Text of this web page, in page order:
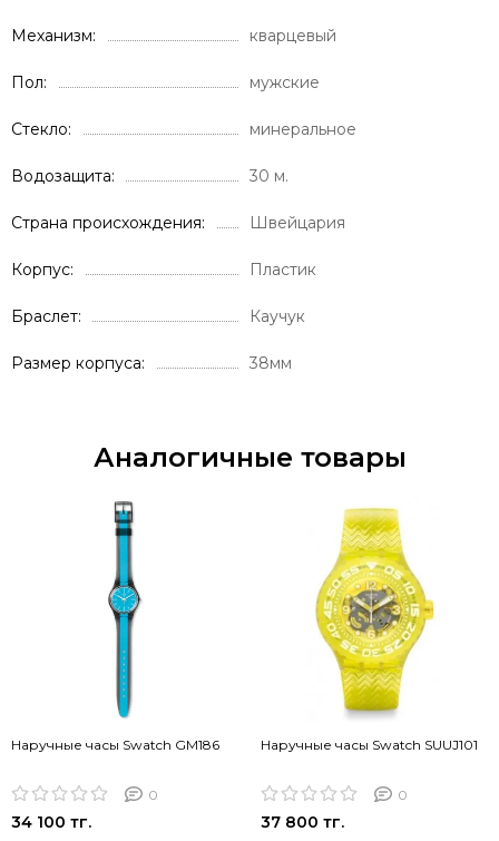
Механизм кварцевый
Пол мужские
Стекло минеральное
Водозащита 30 м.
Страна происхождения Швейцария
Корпус Пластик
Браслет Каучук
Размер корпуса 38мм
Аналогичные товары
Наручные часы Swatch GM186
0
34 100 тг.
Наручные часы Swatch SUUJ101
0
37 800 тг.